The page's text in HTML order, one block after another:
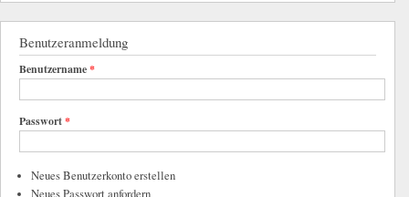
Benutzeranmeldung
Benutzername*
Passwort*
Neues Benutzerkonto erstellen
Neues Passwort anfordern